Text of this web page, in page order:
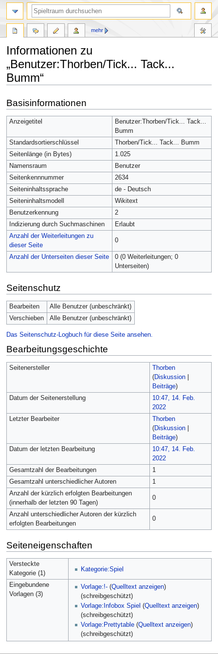
Informationen zu
„Benutzer:Thorben/Tick... Tack...
Bumm“
Navigation
springen
Suche
springen
Basisinformationen
Anzeigetitel
Benutzer:Thorben/Tick... Tack...
Bumm
Standardsortierschlüssel
Thorben/Tick... Tack... Bumm
Seitenlänge (in Bytes)
1.025
Namensraum
Benutzer
Seitenkennnummer
2634
Seiteninhaltssprache
de - Deutsch
Seiteninhaltsmodell
Wikitext
Benutzerkennung
2
Indizierung durch Suchmaschinen
Erlaubt
Anzahl der Weiterleitungen zu
dieser Seite
0
Anzahl der Unterseiten dieser Seite
0 (0 Weiterleitungen; 0
Unterseiten)
Seitenschutz
Bearbeiten
Alle Benutzer (unbeschränkt)
Verschieben
Alle Benutzer (unbeschränkt)
Das Seitenschutz-Logbuch für diese Seite ansehen.
Bearbeitungsgeschichte
Seitenersteller
Thorben
(Diskussion|
Beiträge)
Datum der Seitenerstellung
10:47, 14. Feb.
2022
Letzter Bearbeiter
Thorben
(Diskussion|
Beiträge)
Datum der letzten Bearbeitung
10:47, 14. Feb.
2022
Gesamtzahl der Bearbeitungen
1
Gesamtzahl unterschiedlicher Autoren
1
Anzahl der kürzlich erfolgten Bearbeitungen
(innerhalb der letzten 90 Tagen)
0
Anzahl unterschiedlicher Autoren der kürzlich
erfolgten Bearbeitungen
0
Seiteneigenschaften
Versteckte
Kategorie (1)
Kategorie:Spiel
Eingebundene
Vorlagen (3)
Vorlage:!- (Quelltext anzeigen)
(schreibgeschützt)
Vorlage:Infobox Spiel (Quelltext anzeigen)
(schreibgeschützt)
Vorlage:Prettytable (Quelltext anzeigen)
(schreibgeschützt)
mehr